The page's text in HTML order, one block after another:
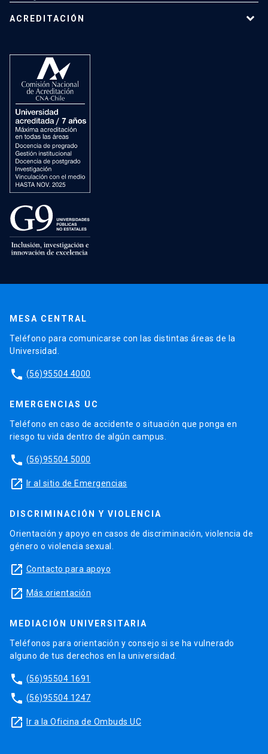
ACREDITACIÓN
MESA CENTRAL
Teléfono para comunicarse con las distintas áreas de la
Universidad.
phone (56)95504 4000
EMERGENCIAS UC
Teléfono en caso de accidente o situación que ponga en
riesgo tu vida dentro de algún campus.
phone (56)95504 5000
launch Ir al sitio de Emergencias
DISCRIMINACIÓN Y VIOLENCIA
Orientación y apoyo en casos de discriminación, violencia de
género o violencia sexual.
launch Contacto para apoyo
launch Más orientación
MEDIACIÓN UNIVERSITARIA
Teléfonos para orientación y consejo si se ha vulnerado
alguno de tus derechos en la universidad.
phone (56)95504 1691
phone (56)95504 1247
launch Ir a la Oficina de Ombuds UC